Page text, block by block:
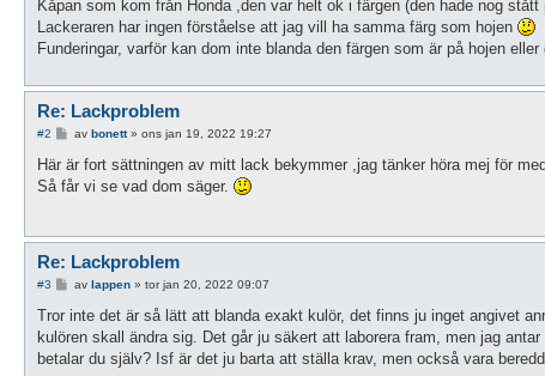
Kåpan som kom från Honda ,den var helt ok i färgen (den hade nog stått
Lackeraren har ingen förståelse att jag vill ha samma färg som hojen
Funderingar, varför kan dom inte blanda den färgen som är på hojen
Re: Lackproblem
#2
l
g
av bonett» ons jan 19, 2022 19:27
Här är fort sättningen av mitt lack bekymmer ,jag tänker höra mej för
Så får vi se vad dom säger.
Re: Lackproblem
#3
l
g
g
av lappen» tor jan 20, 2022 09:07
Tror inte det är så lätt att blanda exakt kulör, det finns ju inget angivet
kulören skall ändra sig. Det går ju säkert att laborera fram, men jag
betalar du själv? Isf är det ju barta att ställa krav, men också vara